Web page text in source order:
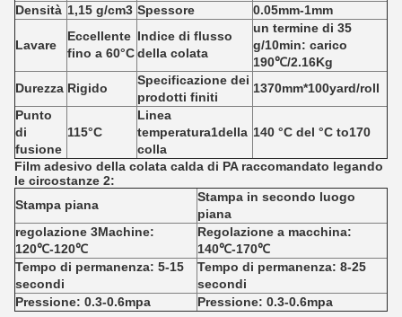
Densità 1,15 g/cm3 Spessore 0.05mm-1mm
Lavare
Eccellente
fino a 60°C
Indice di flusso
della colata
un termine di 35
g/10min: carico
190℃/2.16Kg
Durezza Rigido
Specificazione dei
prodotti finiti
1370mm*100yard/roll
Punto
di
fusione
115°C
Linea
temperatura1della
colla
140 °C del °C to170
Film adesivo della colata calda di PA raccomandato legando
le circostanze 2:
Stampa piana
Stampa in secondo luogo
piana
regolazione 3Machine:
120℃-120℃
Regolazione a macchina:
140℃-170℃
Tempo di permanenza: 5-15
secondi
Tempo di permanenza: 8-25
secondi
Pressione: 0.3-0.6mpa
Pressione: 0.3-0.6mpa